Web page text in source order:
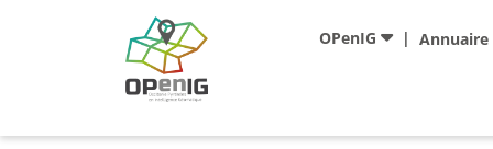
Aller au contenu principal
Navigation principale
OPenIG Annuaire